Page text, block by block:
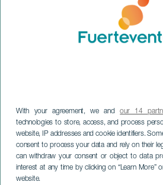
With your agreement, we andour 14
technologies to store, access, and process
website, IP addresses and cookie identifiers.
consent to process your data and rely on their
can withdraw your consent or object to data
interest at any time by clicking on “Learn More”
website.Carnevale di
FUERTEVENTURA